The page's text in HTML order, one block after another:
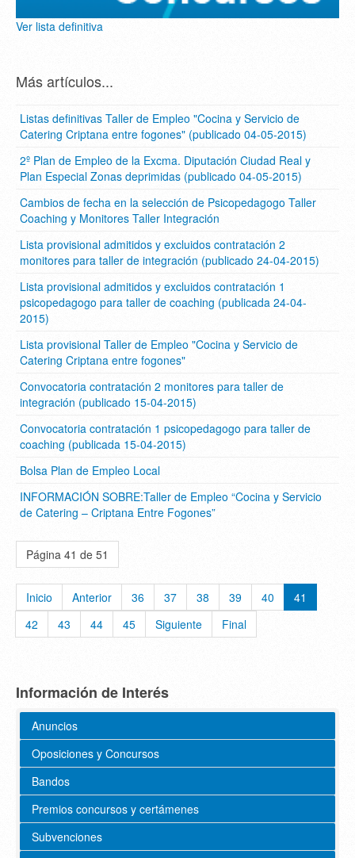
Ver lista definitiva
Más artículos...
Listas definitivas Taller de Empleo "Cocina y Servicio de
Catering Criptana entre fogones" (publicado 04-05-2015)
2º Plan de Empleo de la Excma. Diputación Ciudad Real y
Plan Especial Zonas deprimidas (publicado 04-05-2015)
Cambios de fecha en la selección de Psicopedagogo Taller
Coaching y Monitores Taller Integración
Lista provisional admitidos y excluidos contratación 2
monitores para taller de integración (publicado 24-04-2015)
Lista provisional admitidos y excluidos contratación 1
psicopedagogo para taller de coaching (publicada 24-04-
2015)
Lista provisional Taller de Empleo "Cocina y Servicio de
Catering Criptana entre fogones"
Convocatoria contratación 2 monitores para taller de
integración (publicado 15-04-2015)
Convocatoria contratación 1 psicopedagogo para taller de
coaching (publicada 15-04-2015)
Bolsa Plan de Empleo Local
INFORMACIÓN SOBRE:Taller de Empleo “Cocina y Servicio
de Catering – Criptana Entre Fogones”
Página 41 de 51
Inicio Anterior 36 37 38 39 40
41
42
43 44 45 Siguiente Final
Información de Interés
Anuncios
Oposiciones y Concursos
Bandos
Premios concursos y certámenes
Subvenciones